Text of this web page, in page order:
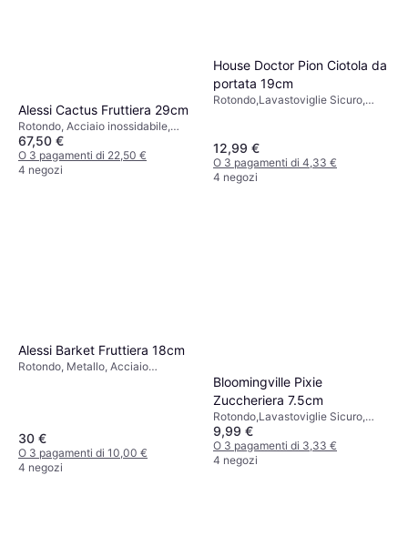
Alessi Cactus Fruttiera 29cm
Rotondo, Acciaio inossidabile,
Bianco, Nero, Argento
67,50 €
O 3 pagamenti di 22,50 €
4 negozi
House Doctor Pion Ciotola da
portata 19cm
Rotondo,Lavastoviglie Sicuro,
12,99 €
O 3 pagamenti di 4,33 €
4 negozi
Alessi Barket Fruttiera 18cm
Rotondo, Metallo, Acciaio
30 €
O 3 pagamenti di 10,00 €
4 negozi
Bloomingville Pixie
Zuccheriera 7.5cm
Rotondo,Lavastoviglie Sicuro,
Microonde Sicuro, Pietra Ollare,
Legno, Verde
9,99 €
O 3 pagamenti di 3,33 €
4 negozi